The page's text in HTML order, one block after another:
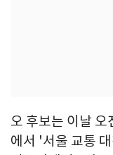
오 후보는 이날
에서 '서울 교통